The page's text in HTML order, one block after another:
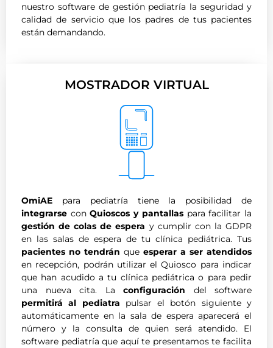
nuestro software de gestión pediatría la seguridad y
calidad de servicio que los padres de tus pacientes
están demandando.
MOSTRADOR VIRTUAL
OmiAE para pediatría tiene la posibilidad de
integrarse conQuioscos y pantallaspara facilitar la
gestión de colas de espera y cumplir con la GDPR
en las salas de espera de tu clínica pediátrica. Tus
pacientes no tendrán que esperar a ser atendidos
en recepción, podrán utilizar el Quiosco para indicar
que han acudido a tu clínica pediátrica o para pedir
una nueva cita. La configuración del software
permitirá al pediatra pulsar el botón siguiente y
automáticamente en la sala de espera aparecerá el
número y la consulta de quien será atendido. El
software pediatría que aquí te presentamos te facilita